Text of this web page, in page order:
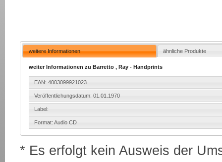
weitere Informationen ähnliche Produkte
weiter Informationen zu Barretto , Ray - Handprints
EAN: 4003099921023
Veröffentlichungsdatum: 01.01.1970
Label:
Format: Audio CD
* Es erfolgt kein Ausweis der